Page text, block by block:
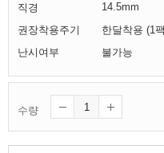
직경
14.5mm
권장착용주기
한달착용 (1
난시여부
불가능
수량